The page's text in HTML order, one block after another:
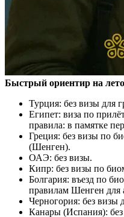
Быстрый ориентир на
Турция: без визы для
Египет: виза по
правила: в памятке
Греция: без визы по
(Шенген).
ОАЭ: без визы.
Кипр: без визы по
Болгария: въезд по
правилам Шенген для
Черногория: без визы
Канары (Испания):